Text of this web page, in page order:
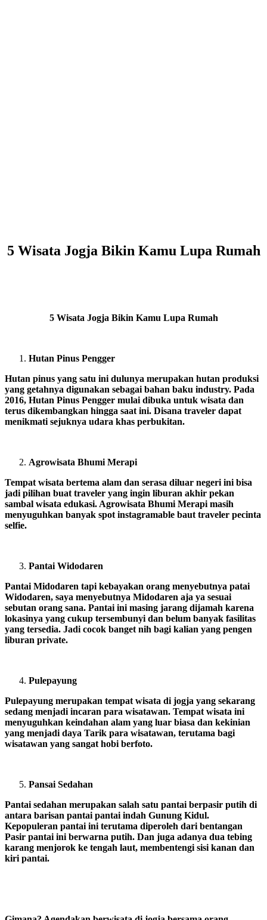
5 Wisata Jogja Bikin Kamu Lupa Rumah
5 Wisata Jogja Bikin Kamu Lupa Rumah
Hutan Pinus Pengger
Hutan pinus yang satu ini dulunya merupakan hutan produksi
yang getahnya digunakan sebagai bahan baku industry. Pada
2016, Hutan Pinus Pengger mulai dibuka untuk wisata dan
terus dikembangkan hingga saat ini. Disana traveler dapat
menikmati sejuknya udara khas perbukitan.
Agrowisata Bhumi Merapi
Tempat wisata bertema alam dan serasa diluar negeri ini bisa
jadi pilihan buat traveler yang ingin liburan akhir pekan
sambal wisata edukasi. Agrowisata Bhumi Merapi masih
menyuguhkan banyak spot instagramable baut traveler pecinta
selfie.
Pantai Widodaren
Pantai Midodaren tapi kebayakan orang menyebutnya patai
Widodaren, saya menyebutnya Midodaren aja ya sesuai
sebutan orang sana. Pantai ini masing jarang dijamah karena
lokasinya yang cukup tersembunyi dan belum banyak fasilitas
yang tersedia. Jadi cocok banget nih bagi kalian yang pengen
liburan private.
Pulepayung
Pulepayung merupakan tempat wisata di jogja yang sekarang
sedang menjadi incaran para wisatawan. Tempat wisata ini
menyuguhkan keindahan alam yang luar biasa dan kekinian
yang menjadi daya Tarik para wisatawan, terutama bagi
wisatawan yang sangat hobi berfoto.
Pansai Sedahan
Pantai sedahan merupakan salah satu pantai berpasir putih di
antara barisan pantai pantai indah Gunung Kidul.
Kepopuleran pantai ini terutama diperoleh dari bentangan
Pasir pantai ini berwarna putih. Dan juga adanya dua tebing
karang menjorok ke tengah laut, membentengi sisi kanan dan
kiri pantai.